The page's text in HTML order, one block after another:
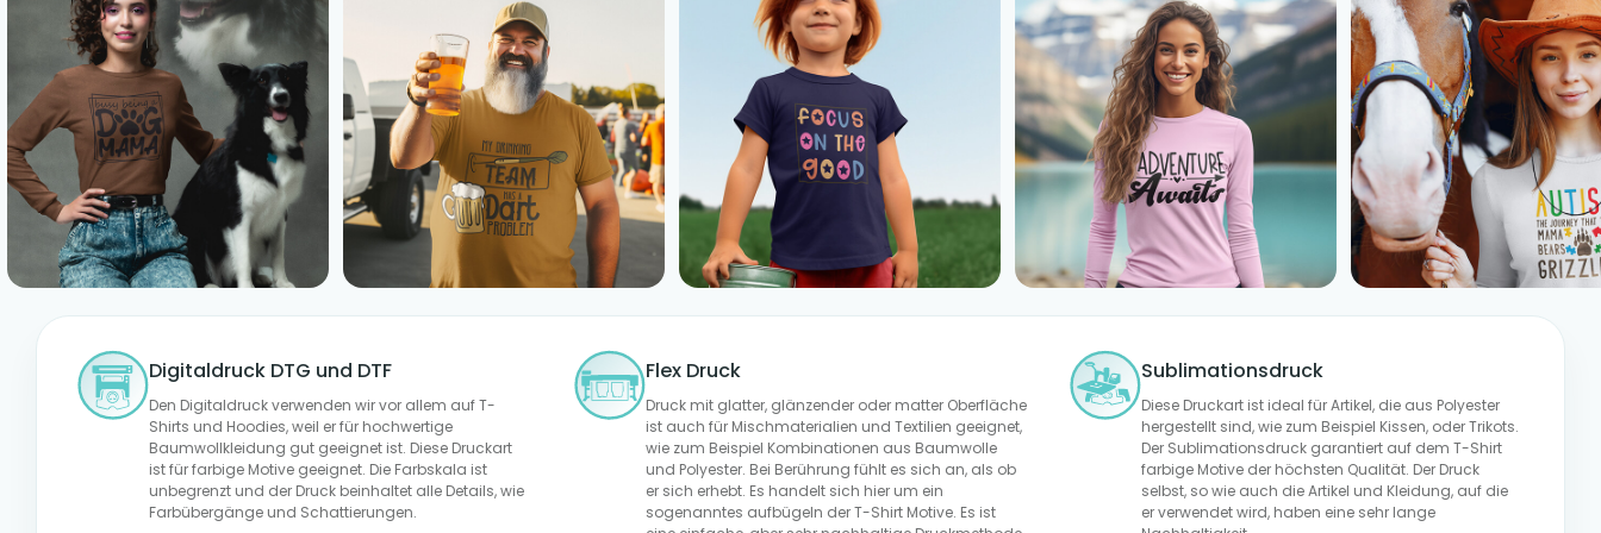
Digitaldruck DTG und DTF
Den Digitaldruck verwenden wir vor allem auf T-
Shirts und Hoodies, weil er für hochwertige
Baumwollkleidung gut geeignet ist. Diese Druckart
ist für farbige Motive geeignet. Die Farbskala ist
unbegrenzt und der Druck beinhaltet alle Details, wie
Farbübergänge und Schattierungen.
Flex Druck
Druck mit glatter, glänzender oder matter Oberfläche
ist auch für Mischmaterialien und Textilien geeignet,
wie zum Beispiel Kombinationen aus Baumwolle
und Polyester. Bei Berührung fühlt es sich an, als ob
er sich erhebt. Es handelt sich hier um ein
sogenanntes aufbügeln der T-Shirt Motive. Es ist
Sublimationsdruck
Diese Druckart ist ideal für Artikel, die aus Polyester
hergestellt sind, wie zum Beispiel Kissen, oder Trikots.
Der Sublimationsdruck garantiert auf dem T-Shirt
farbige Motive der höchsten Qualität. Der Druck
selbst, so wie auch die Artikel und Kleidung, auf die
er verwendet wird, haben eine sehr lange